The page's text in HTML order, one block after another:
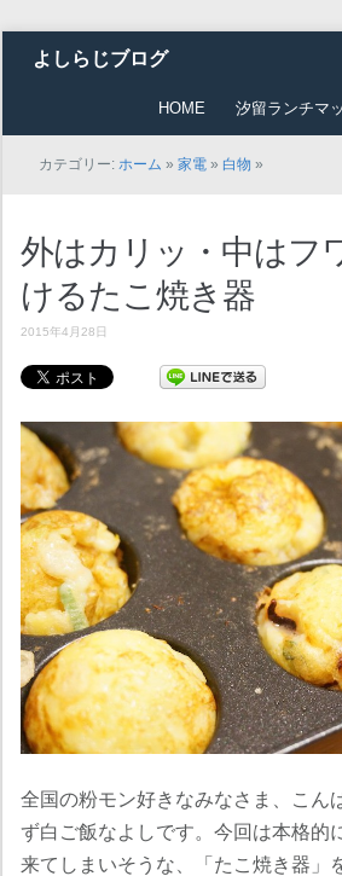
よしらじブログ
HOME 汐留ランチマ
カテゴリー:ホーム »家電 » 白物 »
外はカリッ・中はフ
けるたこ焼き器
2015年4月28日
全国の粉モン好きなみなさま、こん
ず白ご飯なよしです。今回は本格的
来てしまいそうな、「たこ焼き器」